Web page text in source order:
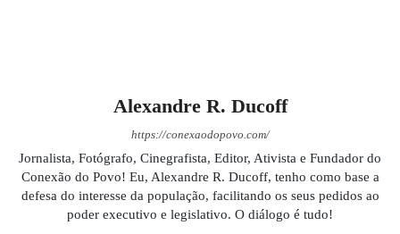
Alexandre R. Ducoff
https://conexaodopovo.com/
Jornalista, Fotógrafo, Cinegrafista, Editor, Ativista e Fundador do
Conexão do Povo! Eu, Alexandre R. Ducoff, tenho como base a
defesa do interesse da população, facilitando os seus pedidos ao
poder executivo e legislativo. O diálogo é tudo!